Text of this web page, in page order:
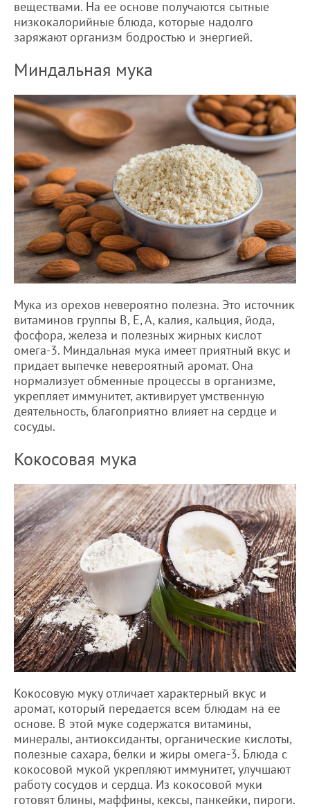
веществами. На ее основе получаются сытные
низкокалорийные блюда, которые надолго
заряжают организм бодростью и энергией.
Миндальная мука
Мука из орехов невероятно полезна. Это источник
витаминов группы В, Е, А, калия, кальция, йода,
фосфора, железа и полезных жирных кислот
омега-3. Миндальная мука имеет приятный вкус и
придает выпечке невероятный аромат. Она
нормализует обменные процессы в организме,
укрепляет иммунитет, активирует умственную
деятельность, благоприятно влияет на сердце и
сосуды.
Кокосовая мука
Кокосовую муку отличает характерный вкус и
аромат, который передается всем блюдам на ее
основе. В этой муке содержатся витамины,
минералы, антиоксиданты, органические кислоты,
полезные сахара, белки и жиры омега-3. Блюда с
кокосовой мукой укрепляют иммунитет, улучшают
работу сосудов и сердца. Из кокосовой муки
готовят блины, маффины, кексы, панкейки, пироги.